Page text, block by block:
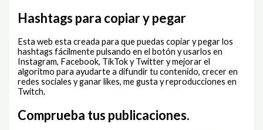
Hashtags para copiar y pegar
Esta web esta creada para que puedas copiar y pegar los
hashtags fácilmente pulsando en el botón y usarlos en
Instagram, Facebook, TikTok y Twitter y mejorar el
algoritmo para ayudarte a difundir tu contenido, crecer en
redes sociales y ganar likes, me gusta y reproducciones en
Twitch.
Comprueba tus publicaciones.